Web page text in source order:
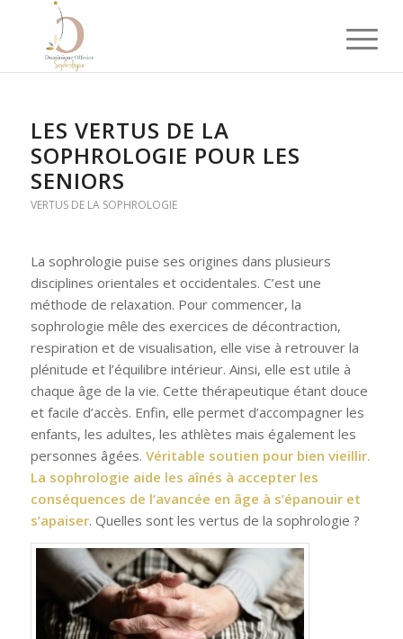
LES VERTUS DE LA
SOPHROLOGIE POUR LES
SENIORS
VERTUS DE LA SOPHROLOGIE
La sophrologie puise ses origines dans plusieurs
disciplines orientales et occidentales. C’est une
méthode de relaxation. Pour commencer, la
sophrologie mêle des exercices de décontraction,
respiration et de visualisation, elle vise à retrouver la
plénitude et l’équilibre intérieur. Ainsi, elle est utile à
chaque âge de la vie. Cette thérapeutique étant douce
et facile d’accès. Enfin, elle permet d’accompagner les
enfants, les adultes, les athlètes mais également les
personnes âgées. Véritable soutien pour bien vieillir.
La sophrologie aide les aînés à accepter les
conséquences de l’avancée en âge à s’épanouir et
s’apaiser. Quelles sont les vertus de la sophrologie ?